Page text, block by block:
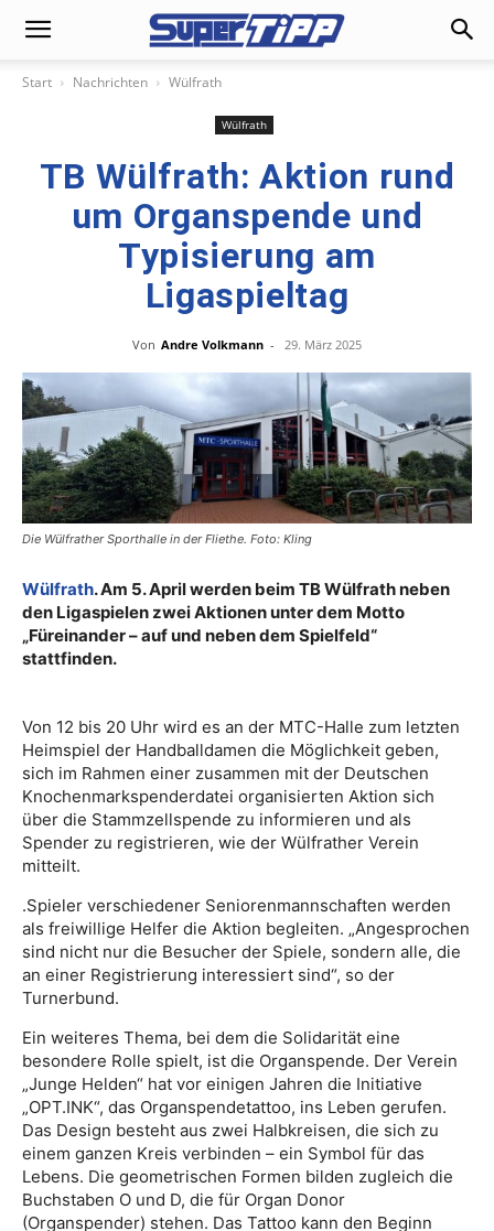
Start Nachrichten Wülfrath
Wülfrath
TB Wülfrath: Aktion rund
um Organspende und
Typisierung am
Ligaspieltag
Von Andre Volkmann - 29. März 2025
Die Wülfrather Sporthalle in der Fliethe. Foto: Kling
Wülfrath. Am 5. April werden beim TB Wülfrath neben
den Ligaspielen zwei Aktionen unter dem Motto
„Füreinander – auf und neben dem Spielfeld“
stattfinden.
Von 12 bis 20 Uhr wird es an der MTC-Halle zum letzten
Heimspiel der Handballdamen die Möglichkeit geben,
sich im Rahmen einer zusammen mit der Deutschen
Knochenmarkspenderdatei organisierten Aktion sich
über die Stammzellspende zu informieren und als
Spender zu registrieren, wie der Wülfrather Verein
mitteilt.
.Spieler verschiedener Seniorenmannschaften werden
als freiwillige Helfer die Aktion begleiten. „Angesprochen
sind nicht nur die Besucher der Spiele, sondern alle, die
an einer Registrierung interessiert sind“, so der
Turnerbund.
Ein weiteres Thema, bei dem die Solidarität eine
besondere Rolle spielt, ist die Organspende. Der Verein
„Junge Helden“ hat vor einigen Jahren die Initiative
„OPT.INK“, das Organspendetattoo, ins Leben gerufen.
Das Design besteht aus zwei Halbkreisen, die sich zu
einem ganzen Kreis verbinden – ein Symbol für das
Lebens. Die geometrischen Formen bilden zugleich die
Buchstaben O und D, die für Organ Donor
(Organspender) stehen. Das Tattoo kann den Beginn